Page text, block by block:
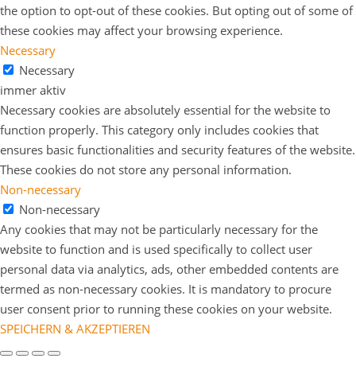
the option to opt-out of these cookies. But opting out of some of
these cookies may affect your browsing experience.
Necessary
Necessary
immer aktiv
Necessary cookies are absolutely essential for the website to
function properly. This category only includes cookies that
ensures basic functionalities and security features of the website.
These cookies do not store any personal information.
Non-necessary
Non-necessary
Any cookies that may not be particularly necessary for the
website to function and is used specifically to collect user
personal data via analytics, ads, other embedded contents are
termed as non-necessary cookies. It is mandatory to procure
user consent prior to running these cookies on your website.
SPEICHERN & AKZEPTIEREN